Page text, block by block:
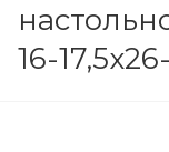
16-